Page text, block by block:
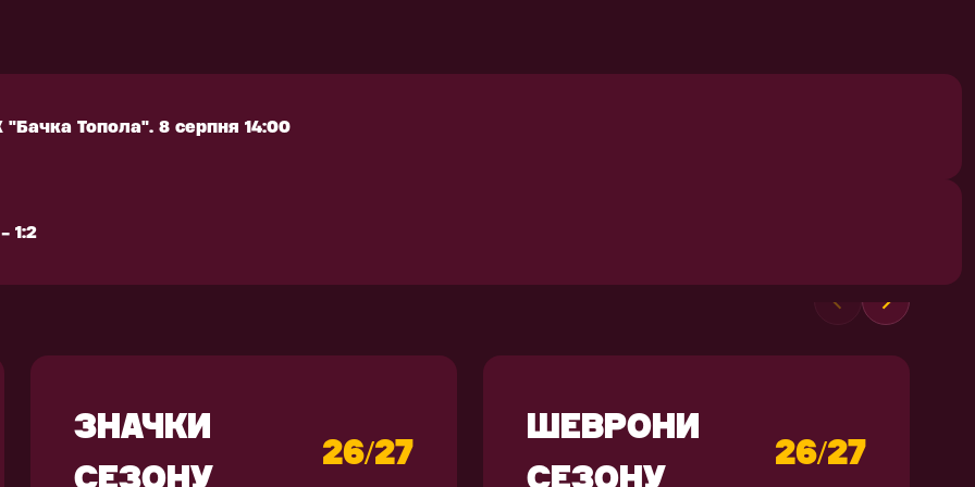
Топола". 8 серпня 14:00
Топола". 8 серпня 14:00
1:2
ЗНАЧКИ
СЕЗОНУ
26/27
ШЕВРОНИ
СЕЗОНУ
26/27